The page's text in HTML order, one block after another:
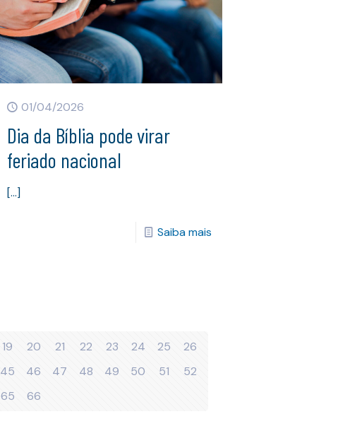
01/04/2026
Dia da Bíblia pode virar
feriado nacional
[…]
Saiba mais
19 20 21 22 23 24 25
26
45 46 47 48 49 50 51
52
65 66